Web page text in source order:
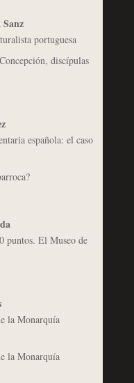
portuguesa
discípulas
española: el caso
puntos. El Museo de
la Monarquía
la Monarquía